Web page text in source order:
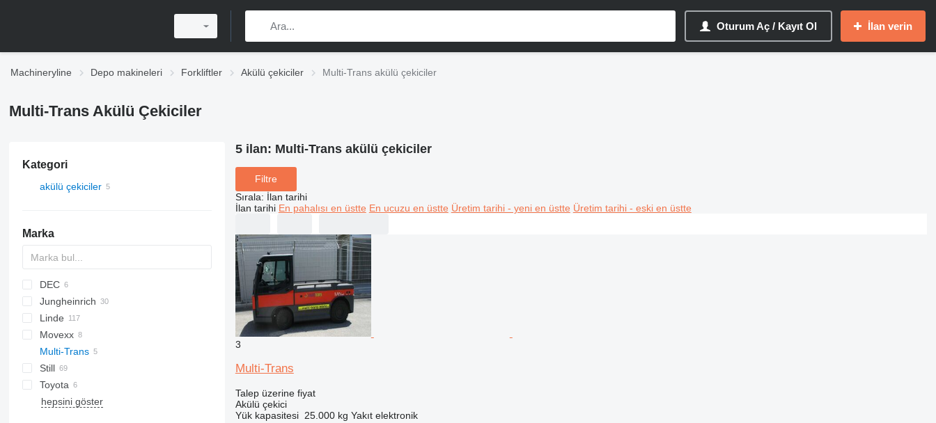
Oturum Aç / Kayıt Ol İlan verin
Machineryline Depo makineleri Forkliftler Akülü çekiciler Multi-Trans akülü çekiciler
Multi-Trans Akülü Çekiciler
Kategori
akülü çekiciler
Marka
TD 225
DEC
Jungheinrich
EZS
Linde
P-series
W-series
Movexx
Multi-Trans
Still
CX
Kanvan
Toyota
TSE
MT
hepsini göster
5 ilan: Multi-Trans akülü çekiciler
Filtre
Sırala: İlan tarihi
İlan tarihi En pahalısı en üstte En ucuzu en üstte Üretim tarihi - yeni en üstte Üretim tarihi - eski en üstte
3
Multi-Trans
Talep üzerine fiyat
Akülü çekici
Yük kapasitesi 25.000 kg Yakıt elektronik